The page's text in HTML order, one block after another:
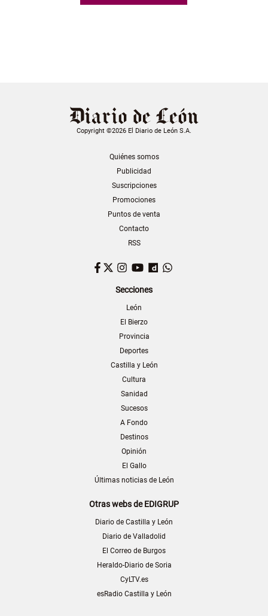
Copyright ©2026 El Diario de León S.A.
Quiénes somos
Publicidad
Suscripciones
Promociones
Puntos de venta
Contacto
RSS
Facebook
TwitterInstagram
YouTubeDailymotion
Secciones
León
El Bierzo
Provincia
Deportes
Castilla y León
Cultura
Sanidad
Sucesos
A Fondo
Destinos
Opinión
El Gallo
Últimas noticias de León
Otras webs de EDIGRUP
Diario de Castilla y León
Diario de Valladolid
El Correo de Burgos
Heraldo-Diario de Soria
CyLTV.es
esRadio Castilla y León